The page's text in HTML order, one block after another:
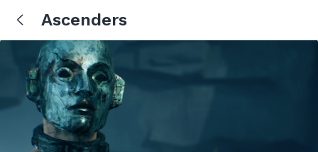
Ascenders